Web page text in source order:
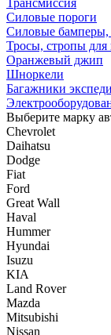
Трансмиссия
Силовые пороги
Силовые бамперы,
Тросы, стропы для
Оранжевый джип
Шноркели
Багажники
Выберите марку
Chevrolet
Daihatsu
Dodge
Fiat
Ford
Great Wall
Haval
Hummer
Hyundai
Isuzu
KIA
Land Rover
Mazda
Mitsubishi
Nissan